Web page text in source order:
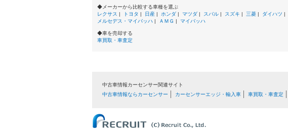
◆メーカーから比較する車種を選ぶ
レクサス | トヨタ | 日産 | ホンダ | マツダ | スバル | スズキ | 三菱 | ダイハツ |
メルセデス・マイバッハ | ＡＭＧ | マイバッハ
◆車を売却する
車買取・車査定
中古車情報カーセンサー関連サイト
中古車情報ならカーセンサー
カーセンサーエッジ・輸入車 車買取・車査定